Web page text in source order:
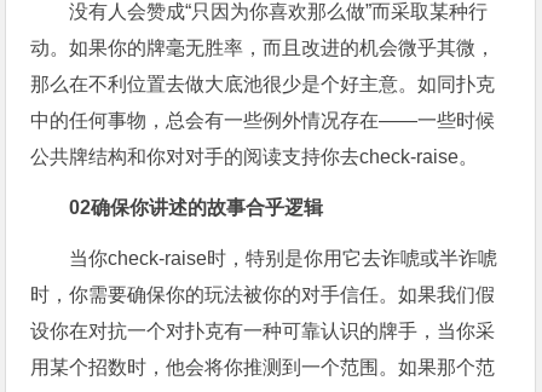
没有人会赞成“只因为你喜欢那么做”而采取某种行
动。如果你的牌毫无胜率，而且改进的机会微乎其微，
那么在不利位置去做大底池很少是个好主意。如同扑克
中的任何事物，总会有一些例外情况存在——一些时候
公共牌结构和你对对手的阅读支持你去check-raise。
02确保你讲述的故事合乎逻辑
当你check-raise时，特别是你用它去诈唬或半诈唬
时，你需要确保你的玩法被你的对手信任。如果我们假
设你在对抗一个对扑克有一种可靠认识的牌手，当你采
用某个招数时，他会将你推测到一个范围。如果那个范